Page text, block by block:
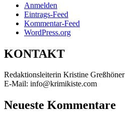
Anmelden
Eintrags-Feed
Kommentar-Feed
WordPress.org
KONTAKT
Redaktionsleiterin Kristine Greßhöner
E-Mail: info@krimikiste.com
Neueste Kommentare